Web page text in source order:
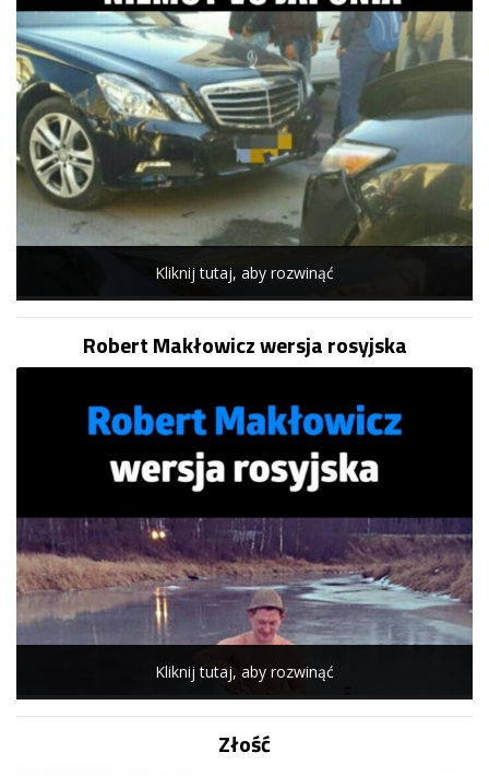
Kliknij tutaj, aby rozwinąć
Robert Makłowicz wersja rosyjska
Kliknij tutaj, aby rozwinąć
Złość